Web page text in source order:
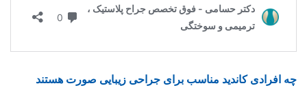
چه افرادی کاندید مناسب برای جراحی زیبایی صورت هستند